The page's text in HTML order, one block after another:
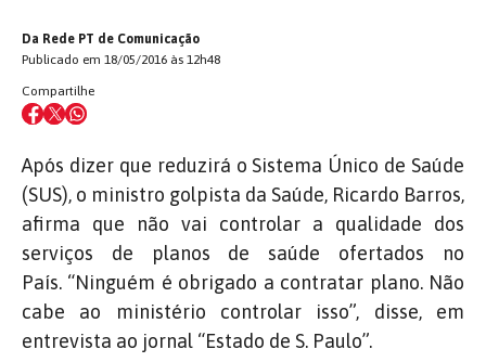
Da Rede PT de Comunicação
Publicado em 18/05/2016 às 12h48
Compartilhe
Após dizer que reduzirá o Sistema Único de Saúde
(SUS), o ministro golpista da Saúde, Ricardo Barros,
afirma que não vai controlar a qualidade dos
serviços de planos de saúde ofertados no
País. “Ninguém é obrigado a contratar plano. Não
cabe ao ministério controlar isso”, disse, em
entrevista ao jornal “Estado de S. Paulo”.